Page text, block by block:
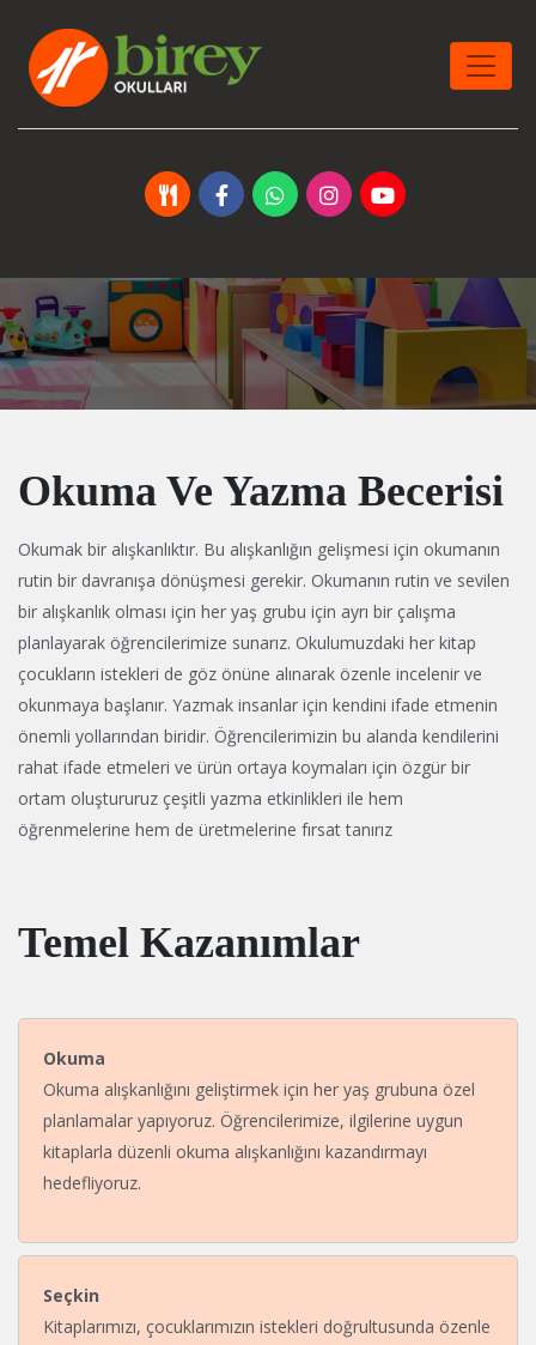
Okuma Ve Yazma Becerisi
Okumak bir alışkanlıktır. Bu alışkanlığın gelişmesi için okumanın
rutin bir davranışa dönüşmesi gerekir. Okumanın rutin ve sevilen
bir alışkanlık olması için her yaş grubu için ayrı bir çalışma
planlayarak öğrencilerimize sunarız. Okulumuzdaki her kitap
çocukların istekleri de göz önüne alınarak özenle incelenir ve
okunmaya başlanır. Yazmak insanlar için kendini ifade etmenin
önemli yollarından biridir. Öğrencilerimizin bu alanda kendilerini
rahat ifade etmeleri ve ürün ortaya koymaları için özgür bir
ortam oluştururuz çeşitli yazma etkinlikleri ile hem
öğrenmelerine hem de üretmelerine fırsat tanırız
Temel Kazanımlar
Okuma
Okuma alışkanlığını geliştirmek için her yaş grubuna özel
planlamalar yapıyoruz. Öğrencilerimize, ilgilerine uygun
kitaplarla düzenli okuma alışkanlığını kazandırmayı
hedefliyoruz.
Seçkin
Kitaplarımızı, çocuklarımızın istekleri doğrultusunda özenle